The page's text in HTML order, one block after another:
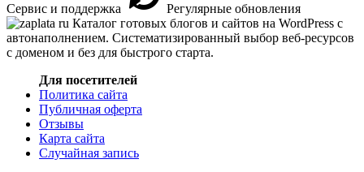
Сервис и поддержка
Регулярные обновления
Каталог готовых блогов и сайтов на WordPress с
автонаполнением. Систематизированный выбор веб-ресурсов
с доменом и без для быстрого старта.
Для посетителей
Политика сайта
Публичная оферта
Отзывы
Карта сайта
Случайная запись